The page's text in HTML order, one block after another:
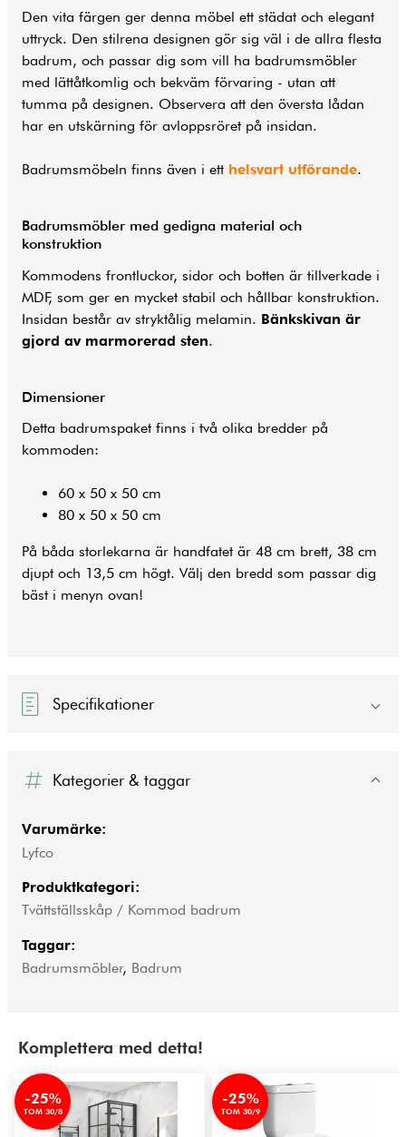
Den vita färgen ger denna möbel ett städat och elegant
uttryck. Den stilrena designen gör sig väl i de allra flesta
badrum, och passar dig som vill ha badrumsmöbler
med lättåtkomlig och bekväm förvaring - utan att
tumma på designen. Observera att den översta lådan
har en utskärning för avloppsröret på insidan.
Badrumsmöbeln finns även i ett helsvart utförande.
Badrumsmöbler med gedigna material och
konstruktion
Kommodens frontluckor, sidor och botten är tillverkade i
MDF, som ger en mycket stabil och hållbar konstruktion.
Insidan består av stryktålig melamin. Bänkskivan är
gjord av marmorerad sten.
Dimensioner
Detta badrumspaket finns i två olika bredder på
kommoden:
60 x 50 x 50 cm
80 x 50 x 50 cm
På båda storlekarna är handfatet är 48 cm brett, 38 cm
djupt och 13,5 cm högt. Välj den bredd som passar dig
bäst i menyn ovan!
Specifikationer
Kategorier & taggar
Varumärke:
Lyfco
Produktkategori:
Tvättställsskåp / Kommod badrum
Taggar:
Badrumsmöbler, Badrum
Komplettera med detta!
-25%
TOM 30/8
-25%
TOM 30/9